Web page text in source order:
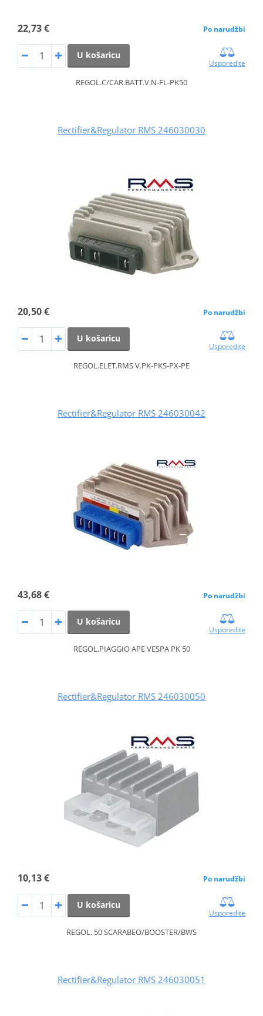
22,73 € Po narudžbi
U košaricu
Usporedite
REGOL.C/CAR.BATT.V.N-FL-PK50
Rectifier&Regulator RMS 246030030
20,50 € Po narudžbi
U košaricu
Usporedite
REGOL.ELET.RMS V.PK-PKS-PX-PE
Rectifier&Regulator RMS 246030042
43,68 € Po narudžbi
U košaricu
Usporedite
REGOL.PIAGGIO APE VESPA PK 50
Rectifier&Regulator RMS 246030050
10,13 € Po narudžbi
U košaricu
Usporedite
REGOL. 50 SCARABEO/BOOSTER/BWS
Rectifier&Regulator RMS 246030051